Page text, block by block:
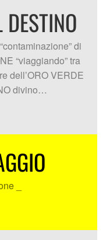
DESTINO
di
“viaggiando” tra
dell’ORO VERDE
divino…
_